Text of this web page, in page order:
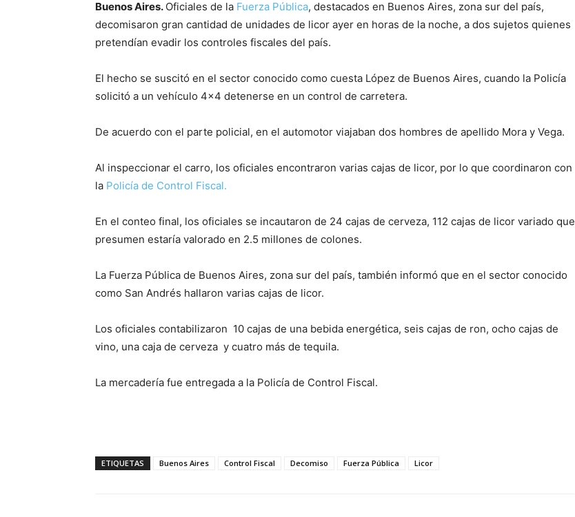
Buenos Aires. Oficiales de la Fuerza Pública, destacados en Buenos Aires, zona sur del país,
decomisaron gran cantidad de unidades de licor ayer en horas de la noche, a dos sujetos quienes
pretendían evadir los controles fiscales del país.
El hecho se suscitó en el sector conocido como cuesta López de Buenos Aires, cuando la Policía
solicitó a un vehículo 4×4 detenerse en un control de carretera.
De acuerdo con el parte policial, en el automotor viajaban dos hombres de apellido Mora y Vega.
Al inspeccionar el carro, los oficiales encontraron varias cajas de licor, por lo que coordinaron con
la Policía de Control Fiscal.
En el conteo final, los oficiales se incautaron de 24 cajas de cerveza, 112 cajas de licor variado que
presumen estaría valorado en 2.5 millones de colones.
La Fuerza Pública de Buenos Aires, zona sur del país, también informó que en el sector conocido
como San Andrés hallaron varias cajas de licor.
Los oficiales contabilizaron 10 cajas de una bebida energética, seis cajas de ron, ocho cajas de
vino, una caja de cerveza y cuatro más de tequila.
La mercadería fue entregada a la Policía de Control Fiscal.
ETIQUETAS Buenos Aires Control Fiscal Decomiso Fuerza Pública Licor